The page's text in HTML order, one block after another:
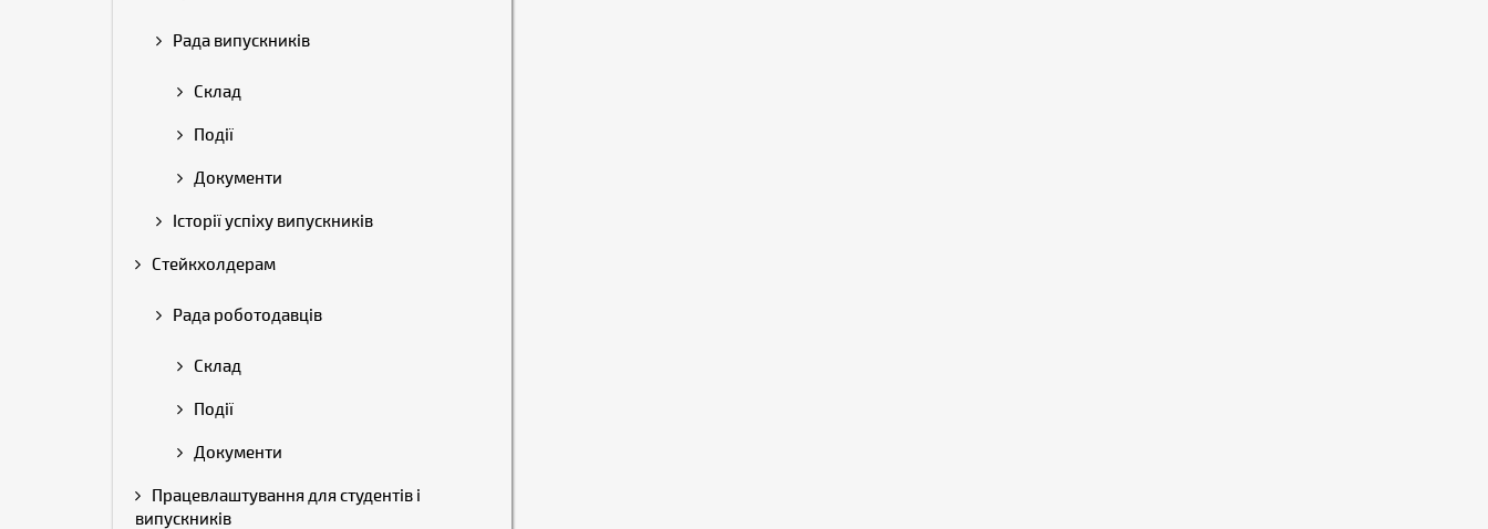
Рада випускників
Склад
Події
Документи
Історії успіху випускників
Стейкхолдерам
Рада роботодавців
Склад
Події
Документи
Працевлаштування для студентів і
випускників